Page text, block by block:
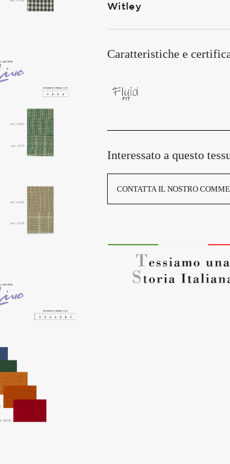
Witley
Caratteristiche e
Interessato a questo
CONTATTA IL NOSTRO
ITALIANO